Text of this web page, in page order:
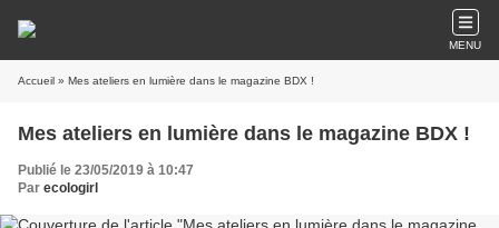
MENU
Accueil » Mes ateliers en lumière dans le magazine BDX !
Mes ateliers en lumière dans le magazine BDX !
Publié le 23/05/2019 à 10:47
Par ecologirl